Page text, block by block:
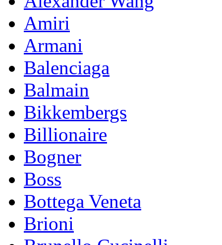
Amiri
Armani
Balenciaga
Balmain
Bikkembergs
Billionaire
Bogner
Boss
Bottega Veneta
Brioni